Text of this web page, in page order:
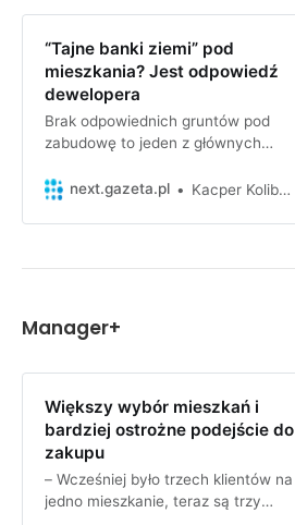
“Tajne banki ziemi” pod
mieszkania? Jest odpowiedź
dewelopera
Brak odpowiednich gruntów pod
zabudowę to jeden z głównych
deweloperzy nie są w stanie
Często słyszę, że deweloperzy
chcą uruchamiać, bo czekają, aby
next.gazeta.pl Kacper Kolibabski
Manager+
Większy wybór mieszkań i
bardziej ostrożne podejście do
zakupu
– Wcześniej było trzech klientów na
jedno mieszkanie, teraz są trzy